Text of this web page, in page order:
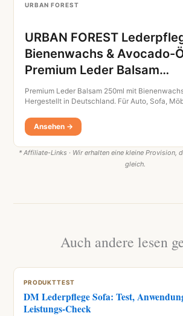
URBAN FOREST
URBAN FOREST
Bienenwachs & Avocado-
Premium Leder Balsam…
Premium Leder Balsam 250ml mit
Hergestellt in Deutschland. Für Auto, Sofa,
Ansehen →
* Affiliate-Links · Wir erhalten eine kleine Provision,
gleich.
Auch andere lesen
PRODUKTTEST
DM Lederpflege Sofa: Test,
Leistungs-Check